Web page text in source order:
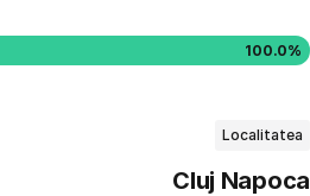
100.0%
Localitatea
Cluj Napoca